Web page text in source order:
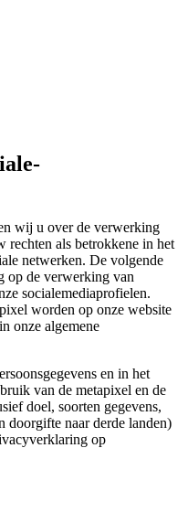
wij u over de verwerking
rechten als betrokkene in het
netwerken. De volgende
op de verwerking van
socialemediaprofielen.
worden op onze website
onze algemene
en in het
van de metapixel en de
doel, soorten gegevens,
doorgifte naar derde landen)
op